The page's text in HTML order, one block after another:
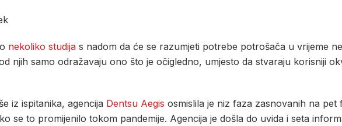
nekoliko studija s nadom da će se razumjeti potrebe potrošača u vrijeme
njih samo odražavaju ono što je očigledno, umjesto da stvaraju korisniji
iz ispitanika, agencija Dentsu Aegis osmislila je niz faza zasnovanih na pet
se to promijenilo tokom pandemije. Agencija je došla do uvida i seta